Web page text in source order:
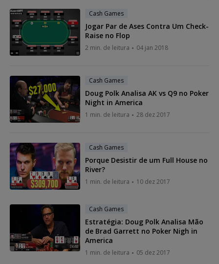
Cash Games
Jogar Par de Ases Contra Um Check-
Raise no Flop
2 min. de leitura 04 jan 2018
Cash Games
Doug Polk Analisa AK vs Q9 no Poker
Night in America
1 min. de leitura 28 dez 2017
Cash Games
Porque Desistir de um Full House no
River?
1 min. de leitura 10 dez 2017
Cash Games
Estratégia: Doug Polk Analisa Mão
de Brad Garrett no Poker Nigh in
America
1 min. de leitura 05 dez 2017